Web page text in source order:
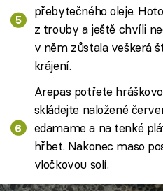
přebytečného oleje.
z trouby a ještě chvíli
v něm zůstala veškerá
krájení.
Arepas potřete
skládejte naložené
edamame a na tenké
hřbet. Nakonec maso
vločkovou solí.